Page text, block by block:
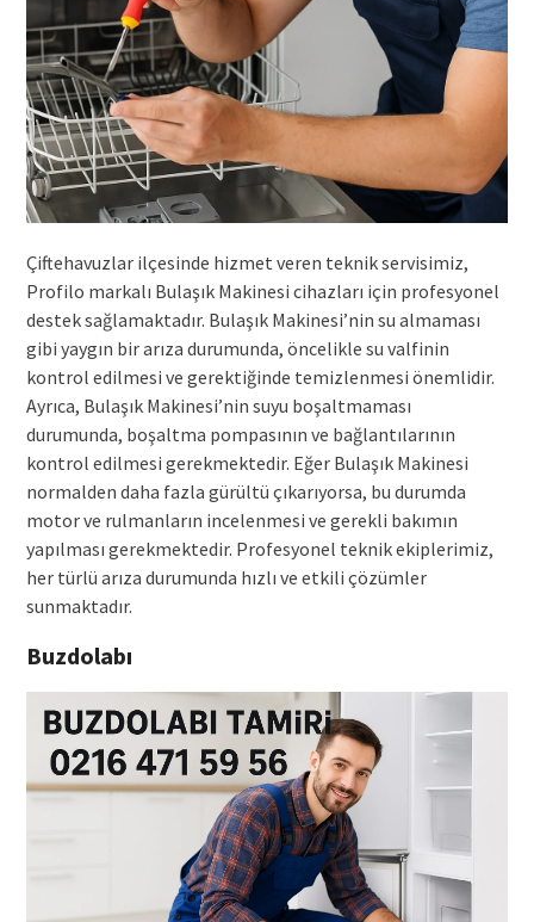
Çiftehavuzlar ilçesinde hizmet veren teknik servisimiz,
Profilo markalı Bulaşık Makinesi cihazları için profesyonel
destek sağlamaktadır. Bulaşık Makinesi’nin su almaması
gibi yaygın bir arıza durumunda, öncelikle su valfinin
kontrol edilmesi ve gerektiğinde temizlenmesi önemlidir.
Ayrıca, Bulaşık Makinesi’nin suyu boşaltmaması
durumunda, boşaltma pompasının ve bağlantılarının
kontrol edilmesi gerekmektedir. Eğer Bulaşık Makinesi
normalden daha fazla gürültü çıkarıyorsa, bu durumda
motor ve rulmanların incelenmesi ve gerekli bakımın
yapılması gerekmektedir. Profesyonel teknik ekiplerimiz,
her türlü arıza durumunda hızlı ve etkili çözümler
sunmaktadır.
Buzdolabı